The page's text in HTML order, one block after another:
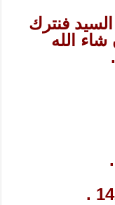
فنترك
شاء الله